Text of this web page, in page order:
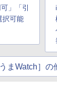
」「引
択可能
うまWatch］